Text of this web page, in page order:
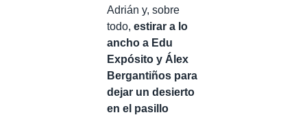
Adrián y, sobre
todo, estirar a lo
ancho a Edu
Expósito y Álex
Bergantiños para
dejar un desierto
en el pasillo